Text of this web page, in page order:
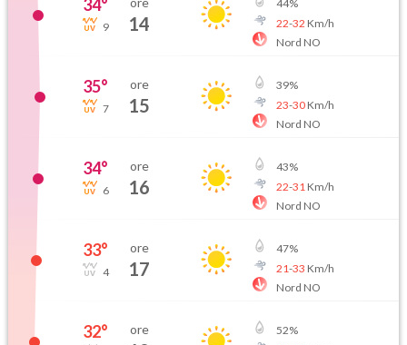
34°
9 14
44%
22-32 Km/h
Nord NO
35°
7
ore
15
39%
23-30Km/h
Nord NO
34°
6
ore
16
43%
22-31 Km/h
Nord NO
33°
4
ore
17
47%
21-33 Km/h
Nord NO
32° ore 52%